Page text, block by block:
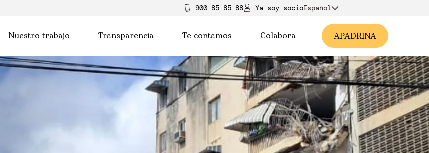
900 85 85 88 Ya soy socioEspañol
Nuestro trabajo Transparencia Te contamos Colabora APADRINA